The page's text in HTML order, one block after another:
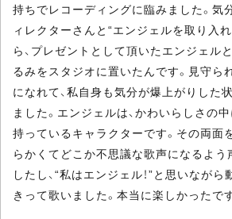
持ちでレコーディングに臨みました。気
ィレクターさんと“エンジェルを取り入
ら、プレゼントとして頂いたエンジェル
るみをスタジオに置いたんです。見守ら
になれて、私自身も気分が爆上がりした
ました。エンジェルは、かわいらしさの
持っているキャラクターです。その両面
らかくてどこか不思議な歌声になるよう
したし、“私はエンジェル！”と思いなが
きって歌いました。本当に楽しかったです